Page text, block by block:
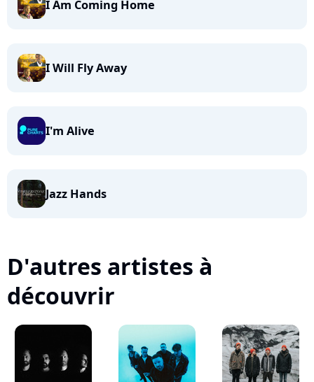
I Am Coming Home
I Will Fly Away
I'm Alive
Jazz Hands
D'autres artistes à
découvrir